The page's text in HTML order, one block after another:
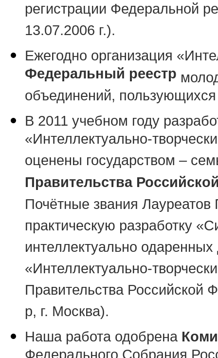
регистрации Федеральной
13.07.2006 г.).
Ежегодно организация
Федеральный реестр
объединений,
В 2011 учебном году
«Интеллектуально-
оценены государством –
Правительства
Почётные звания
практическую разработку
интеллектуально
«Интеллектуально-
Правительства Российской
р, г. Москва).
Наша работа одобрена